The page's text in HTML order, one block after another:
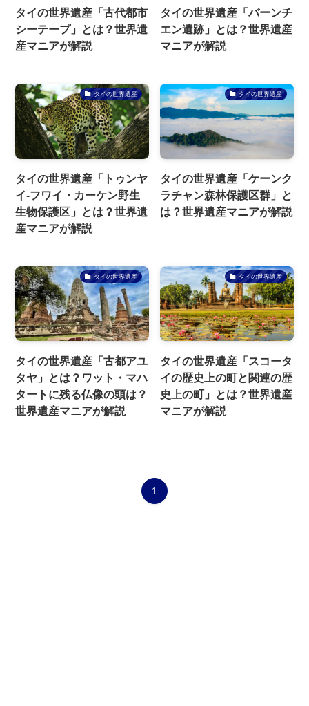
タイの世界遺産「古代都市
シーテープ」とは？世界遺
産マニアが解説
タイの世界遺産「バーンチ
エン遺跡」とは？世界遺産
マニアが解説
タイの世界遺産
タイの世界遺産「トゥンヤ
イ-フワイ・カーケン野生
生物保護区」とは？世界遺
産マニアが解説
タイの世界遺産
タイの世界遺産「ケーンク
ラチャン森林保護区群」と
は？世界遺産マニアが解説
タイの世界遺産
タイの世界遺産「古都アユ
タヤ」とは？ワット・マハ
タートに残る仏像の頭は？
世界遺産マニアが解説
タイの世界遺産
タイの世界遺産「スコータ
イの歴史上の町と関連の歴
史上の町」とは？世界遺産
マニアが解説
1